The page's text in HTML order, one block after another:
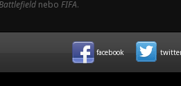
nebo FIFA.
facebook